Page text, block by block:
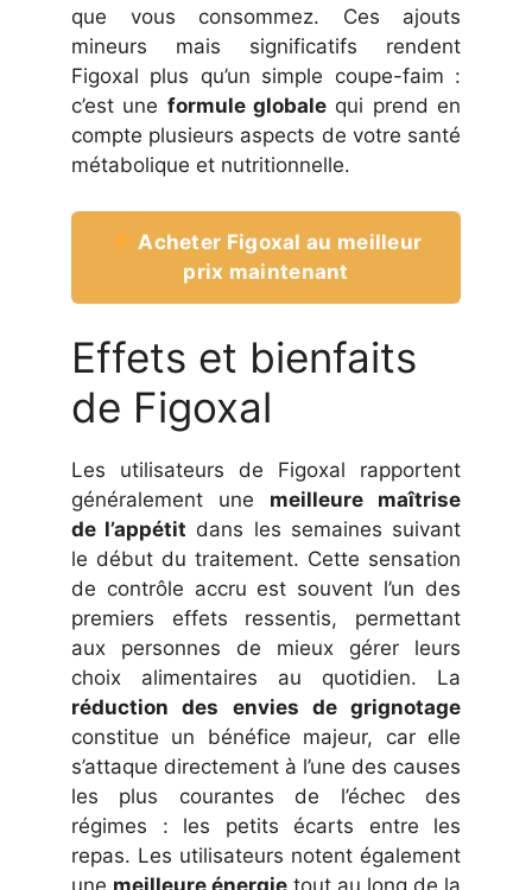
que vous consommez. Ces ajouts
mineurs mais significatifs rendent
Figoxal plus qu’un simple coupe-faim :
c’est une formule globale qui prend en
compte plusieurs aspects de votre santé
métabolique et nutritionnelle.
Acheter Figoxal au meilleur
prix maintenant
Effets et bienfaits
de Figoxal
Les utilisateurs de Figoxal rapportent
généralement une meilleure maîtrise
de l’appétit dans les semaines suivant
le début du traitement. Cette sensation
de contrôle accru est souvent l’un des
premiers effets ressentis, permettant
aux personnes de mieux gérer leurs
choix alimentaires au quotidien. La
réduction des envies de grignotage
constitue un bénéfice majeur, car elle
s’attaque directement à l’une des causes
les plus courantes de l’échec des
régimes : les petits écarts entre les
repas. Les utilisateurs notent également
une meilleure énergie tout au long de la